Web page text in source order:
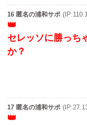
16 匿名の浦和サポ
セレッソに勝っち
か？
17 匿名の浦和サポ